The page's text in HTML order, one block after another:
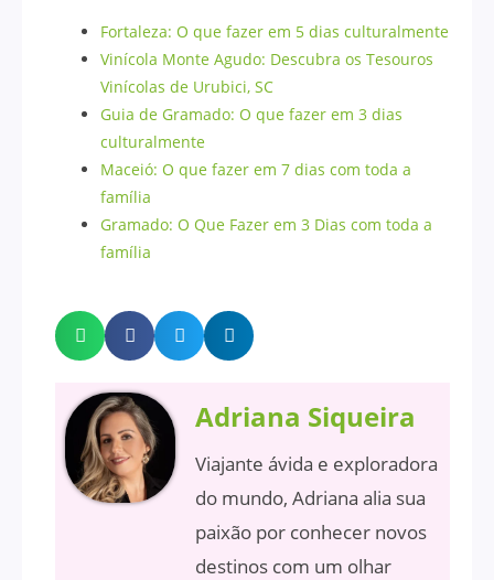
Fortaleza: O que fazer em 5 dias culturalmente
Vinícola Monte Agudo: Descubra os Tesouros
Vinícolas de Urubici, SC
Guia de Gramado: O que fazer em 3 dias
culturalmente
Maceió: O que fazer em 7 dias com toda a
família
Gramado: O Que Fazer em 3 Dias com toda a
família
Adriana Siqueira
Viajante ávida e exploradora
do mundo, Adriana alia sua
paixão por conhecer novos
destinos com um olhar